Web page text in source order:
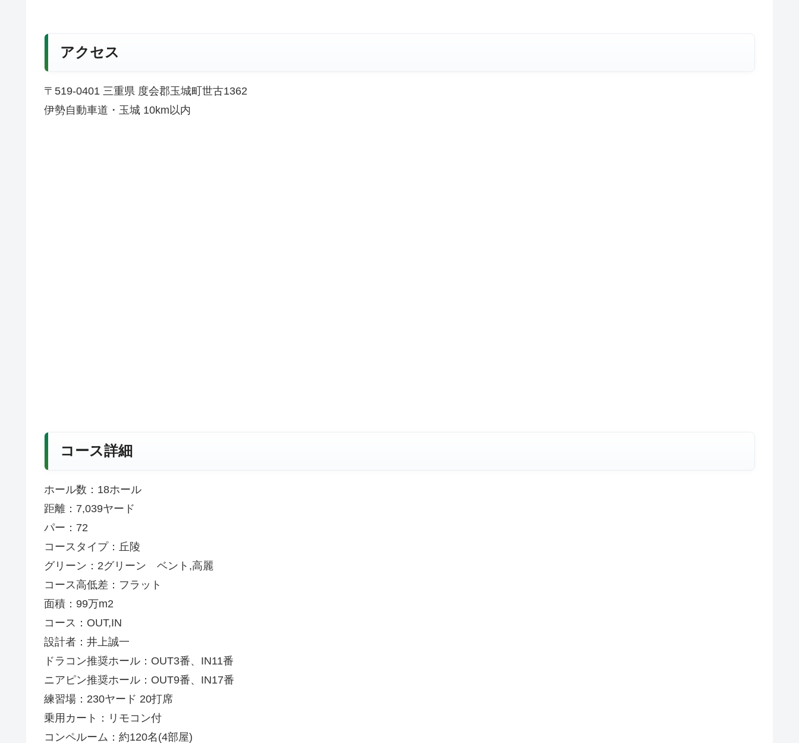
アクセス
〒519-0401 三重県 度会郡玉城町世古1362
伊勢自動車道・玉城 10km以内
コース詳細
ホール数：18ホール
距離：7,039ヤード
パー：72
コースタイプ：丘陵
グリーン：2グリーン ベント,高麗
コース高低差：フラット
面積：99万m2
コース：OUT,IN
設計者：井上誠一
ドラコン推奨ホール：OUT3番、IN11番
ニアピン推奨ホール：OUT9番、IN17番
練習場：230ヤード 20打席
乗用カート：リモコン付
コンペルーム：約120名(4部屋)